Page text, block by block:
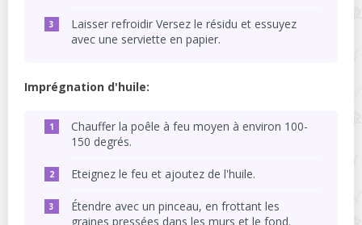
Laisser refroidir Versez le résidu et essuyez
avec une serviette en papier.
Imprégnation d'huile:
Chauffer la poêle à feu moyen à environ 100-
150 degrés.
Eteignez le feu et ajoutez de l'huile.
Étendre avec un pinceau, en frottant les
graines pressées dans les murs et le fond.